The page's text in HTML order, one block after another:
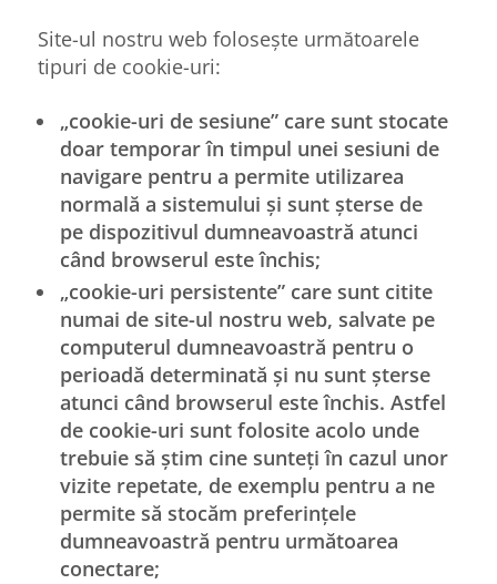
Site-ul nostru web folosește următoarele
tipuri de cookie-uri:
„cookie-uri de sesiune” care sunt stocate
doar temporar în timpul unei sesiuni de
navigare pentru a permite utilizarea
normală a sistemului și sunt șterse de
pe dispozitivul dumneavoastră atunci
când browserul este închis;
„cookie-uri persistente” care sunt citite
numai de site-ul nostru web, salvate pe
computerul dumneavoastră pentru o
perioadă determinată și nu sunt șterse
atunci când browserul este închis. Astfel
de cookie-uri sunt folosite acolo unde
trebuie să știm cine sunteți în cazul unor
vizite repetate, de exemplu pentru a ne
permite să stocăm preferințele
dumneavoastră pentru următoarea
conectare;